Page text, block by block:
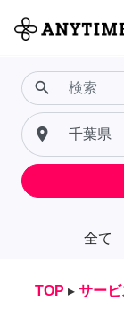
全て
search
place
TOP ▸ サービ